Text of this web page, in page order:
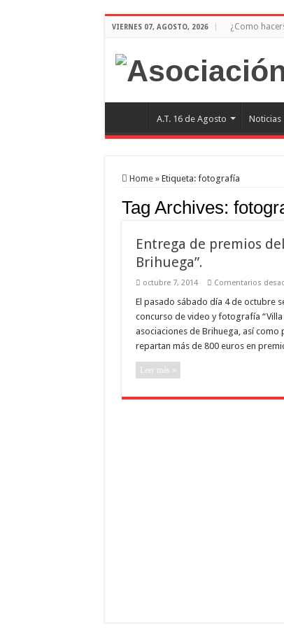
VIERNES 07, AGOSTO, 2026 ¿Como
A.T. 16 de Agosto Noticias
Home » Etiqueta: fotografía
Tag Archives:
Entrega de premios
Brihuega”.
octubre 7, 2014 Comentarios
El pasado sábado día 4 de octubre
concurso de video y fotografía
asociaciones de Brihuega, así
repartan más de 800 euros en
Leer más »